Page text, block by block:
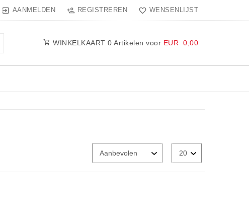
AANMELDEN REGISTREREN WENSENLIJST
WINKELKAART 0 Artikelen voor EUR 0,00